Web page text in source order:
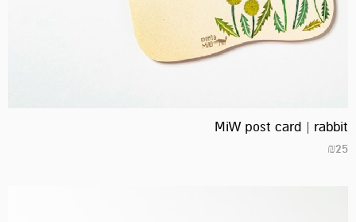
MiW post card | rabbit
₪25